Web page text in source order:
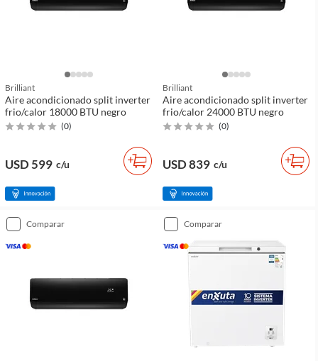
Brilliant
Aire acondicionado split inverter
frio/calor 18000 BTU negro
(0)
USD 599 c/u
Brilliant
Aire acondicionado split inverter
frio/calor 24000 BTU negro
(0)
USD 839 c/u
comparar comparar